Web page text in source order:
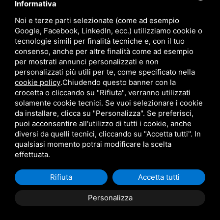
ITALIANO
download Catalogo Stima
download Politica qualità e sicurezza
Questo sito è protetto da Google reCAPTCHA v3,Privacy Policy
Terms of Service
Informativa
Noi e terze parti selezionate (come ad esempio
Google, Facebook, LinkedIn, ecc.) utilizziamo cookie o
tecnologie simili per finalità tecniche e, con il tuo
consenso, anche per altre finalità come ad esempio
per mostrati annunci personalizzati e non
personalizzati più utili per te, come specificato nella
cookie policy.Chiudendo questo banner con la
crocetta o cliccando su "Rifiuta", verranno utilizzati
solamente cookie tecnici. Se vuoi selezionare i cookie
da installare, clicca su "Personalizza". Se preferisci,
puoi acconsentire all'utilizzo di tutti i cookie, anche
diversi da quelli tecnici, cliccando su "Accetta tutti". In
qualsiasi momento potrai modificare la scelta
effettuata.
Personalizza
Rifiuta Accetta tutti